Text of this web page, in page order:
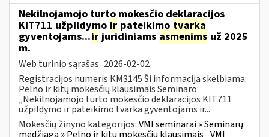
Nekilnojamojo turto mokesčio deklaracijos
KIT711 užpildymo ir pateikimo tvarka
gyventojams...irjuridiniams asmenims už 2025
m.
Web turinio sąrašas 2026-02-02
Registracijos numeris KM3145 Ši informacija skelbiama:
Pelno ir kitų mokesčių klausimais Seminaro
„Nekilnojamojo turto mokesčio deklaracijos KIT711
užpildymo ir pateikimo tvarka gyventojams ir...
Mokesčių žinyno kategorijos:VMI seminarai » Seminarų
medžiaga » Pelno ir kitų mokesčių klausimais VMI